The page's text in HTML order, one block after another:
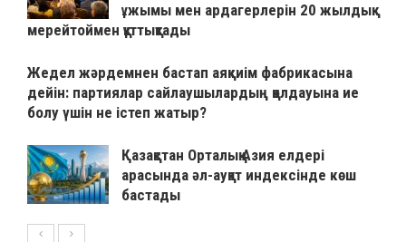
ұжымы мен ардагерлерін 20 жылдық
мерейтоймен құттықтады
Жедел жәрдемнен бастап аяқкиім фабрикасына
дейін: партиялар сайлаушылардың қолдауына ие
болу үшін не істеп жатыр?
Қазақстан Орталық Азия елдері
арасында әл-ауқат индексінде көш
бастады